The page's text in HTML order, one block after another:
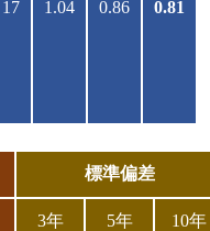
17 1.04 0.86 0.81
標準偏差
3年 5年 10年